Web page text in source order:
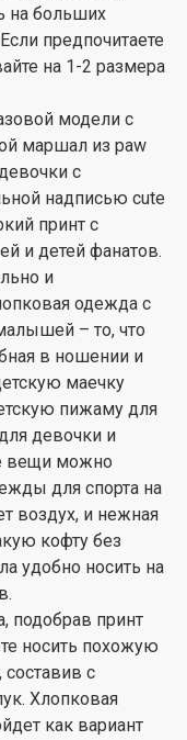
на больших
предпочитаете
на 1-2 размера
модели с
маршал из paw
с
надписью cute
принт с
и детей фанатов.
и
одежда с
– то, что
в ношении и
маечку
пижаму для
девочки и
вещи можно
для спорта на
воздух, и нежная
кофту без
удобно носить на
подобрав принт
носить похожую
с
Хлопковая
как вариант